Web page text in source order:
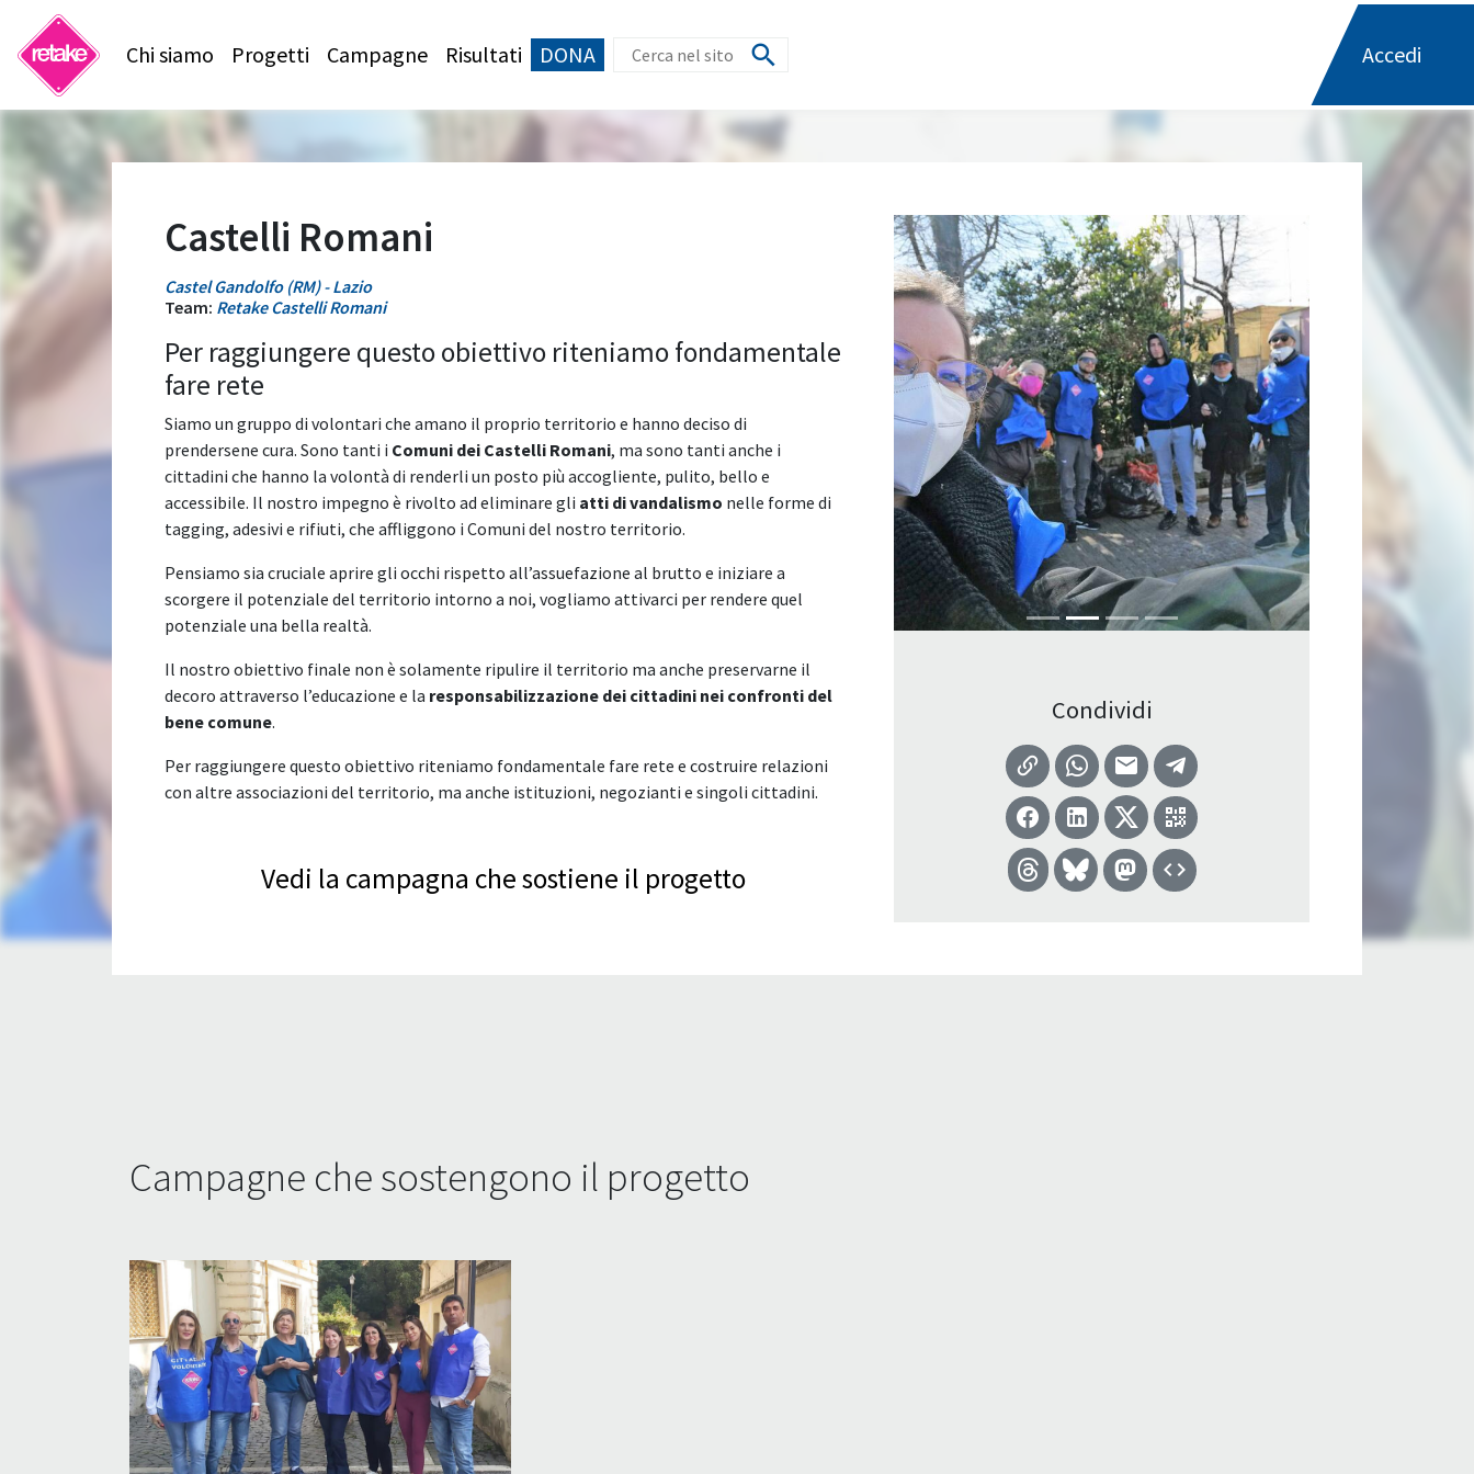
Chi siamo Progetti Campagne Risultati DONA Accedi
Castelli Romani
Castel Gandolfo (RM) - Lazio
Team: Retake Castelli Romani
Per raggiungere questo obiettivo riteniamo fondamentale
fare rete
Siamo un gruppo di volontari che amano il proprio territorio e hanno deciso di
prendersene cura. Sono tanti i Comuni dei Castelli Romani, ma sono tanti anche i
cittadini che hanno la volontà di renderli un posto più accogliente, pulito, bello e
accessibile. Il nostro impegno è rivolto ad eliminare gli atti di vandalismo nelle forme di
tagging, adesivi e rifiuti, che affliggono i Comuni del nostro territorio.
Pensiamo sia cruciale aprire gli occhi rispetto all’assuefazione al brutto e iniziare a
scorgere il potenziale del territorio intorno a noi, vogliamo attivarci per rendere quel
potenziale una bella realtà.
Il nostro obiettivo finale non è solamente ripulire il territorio ma anche preservarne il
decoro attraverso l’educazione e la responsabilizzazione dei cittadini nei confronti del
bene comune.
Per raggiungere questo obiettivo riteniamo fondamentale fare rete e costruire relazioni
con altre associazioni del territorio, ma anche istituzioni, negozianti e singoli cittadini.
Vedi la campagna che sostiene il progetto
Condividi
Campagne che sostengono il progetto